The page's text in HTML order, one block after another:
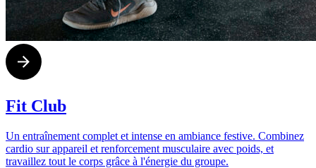
Fit Club
Un entraînement complet et intense en ambiance festive. Combinez
cardio sur appareil et renforcement musculaire avec poids, et
travaillez tout le corps grâce à l'énergie du groupe.